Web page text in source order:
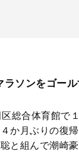
ラソンをゴー
区総合体育館で
か月ぶりの復
と組んで潮崎